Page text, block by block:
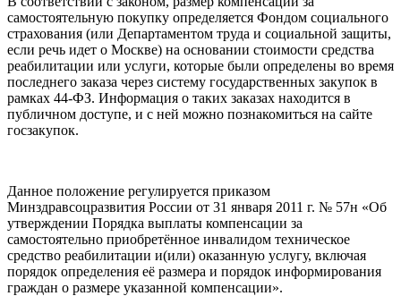
самостоятельную покупку определяется Фондом социального
страхования (или Департаментом труда и социальной защиты,
если речь идет о Москве) на основании стоимости средства
реабилитации или услуги, которые были определены во время
последнего заказа через систему государственных закупок в
рамках 44-ФЗ. Информация о таких заказах находится в
публичном доступе, и с ней можно познакомиться на сайте
госзакупок.
Данное положение регулируется приказом
Минздравсоцразвития России от 31 января 2011 г. № 57н «Об
утверждении Порядка выплаты компенсации за
самостоятельно приобретённое инвалидом техническое
средство реабилитации и(или) оказанную услугу, включая
порядок определения её размера и порядок информирования
граждан о размере указанной компенсации».